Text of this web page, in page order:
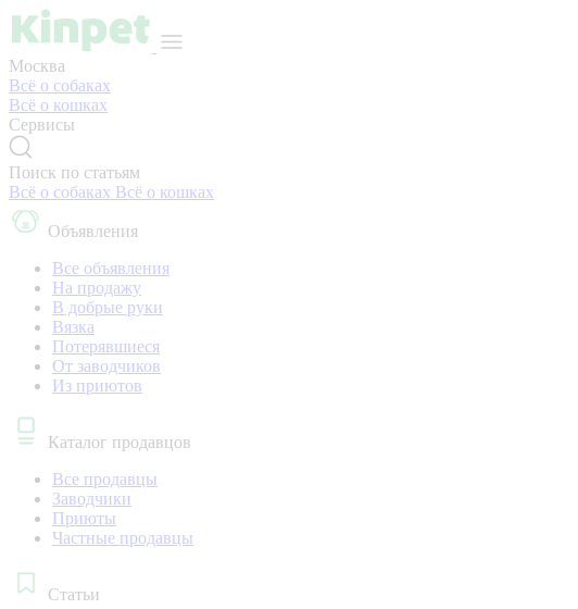
Москва
Всё о собаках
Всё о кошках
Сервисы
Поиск по статьям
Всё о собаках Всё о кошках
Объявления
Все объявления
На продажу
В добрые руки
Вязка
Потерявшиеся
От заводчиков
Из приютов
Каталог продавцов
Все продавцы
Заводчики
Приюты
Частные продавцы
Статьи